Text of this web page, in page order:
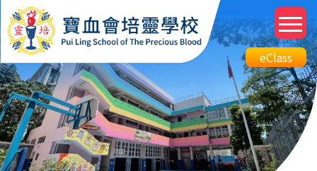
移至主內容
Top
eClass
Btn
eClass